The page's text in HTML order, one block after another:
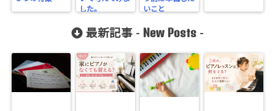
した。
いこと
最新記事 - New Posts -